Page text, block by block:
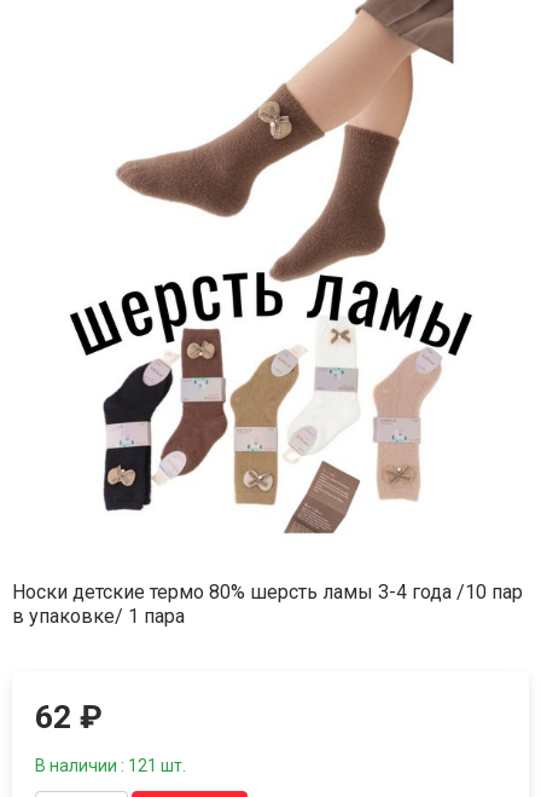
Носки детские термо 80% шерсть ламы 3-4 года /10 пар
в упаковке/ 1 пара
62₽
В наличии : 121 шт.